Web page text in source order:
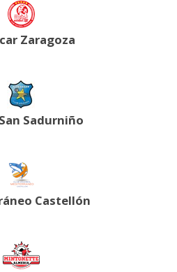
Zaragoza
Sadurniño
Castellón